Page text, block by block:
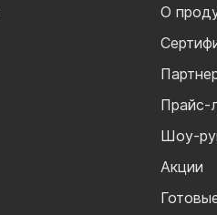
О
Прайс-
Шоу-
Акции